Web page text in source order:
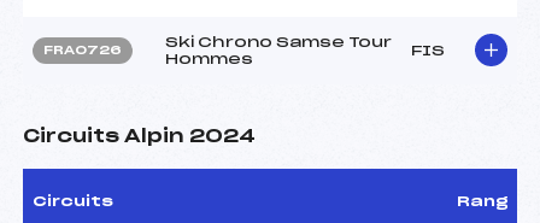
FRA0726
Ski Chrono Samse Tour
Hommes
FIS
Circuits Alpin 2024
Circuits Rang